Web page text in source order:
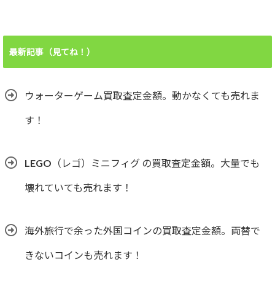
最新記事（見てね！）
ウォーターゲーム買取査定金額。動かなくても売れま
す！
LEGO（レゴ）ミニフィグ の買取査定金額。大量でも
壊れていても売れます！
海外旅行で余った外国コインの買取査定金額。両替で
きないコインも売れます！